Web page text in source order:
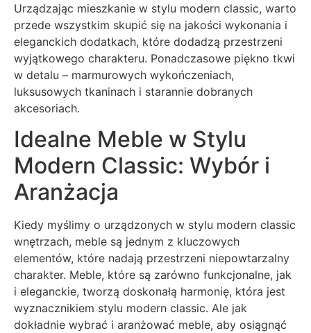
Urządzając mieszkanie w stylu modern classic, warto
przede wszystkim skupić się na jakości wykonania i
eleganckich dodatkach, które dodadzą przestrzeni
wyjątkowego charakteru. Ponadczasowe piękno tkwi
w detalu – marmurowych wykończeniach,
luksusowych tkaninach i starannie dobranych
akcesoriach.
Idealne Meble w Stylu
Modern Classic: Wybór i
Aranżacja
Kiedy myślimy o urządzonych w stylu modern classic
wnętrzach, meble są jednym z kluczowych
elementów, które nadają przestrzeni niepowtarzalny
charakter. Meble, które są zarówno funkcjonalne, jak
i eleganckie, tworzą doskonałą harmonię, która jest
wyznacznikiem stylu modern classic. Ale jak
dokładnie wybrać i aranżować meble, aby osiągnąć